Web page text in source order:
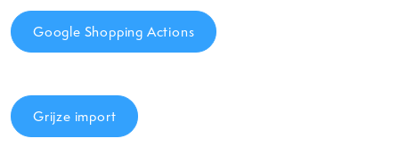
Google Shopping Actions
Grijze import